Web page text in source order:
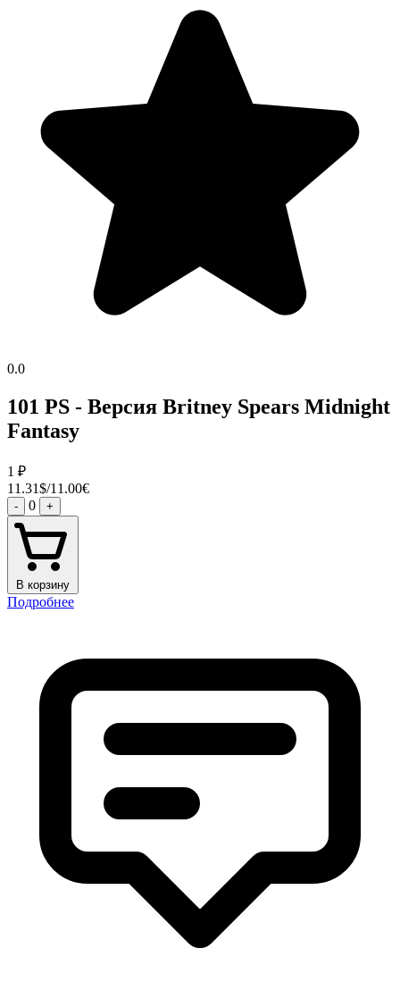
0.0
101 PS - Версия Britney Spears Midnight
Fantasy
1 ₽
11.31$/11.00€
- 0 +
В корзину
Подробнее